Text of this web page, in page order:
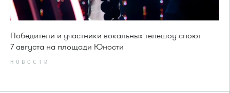
Победители и участники вокальных телешоу споют
7 августа на площади Юности
НОВОСТИ